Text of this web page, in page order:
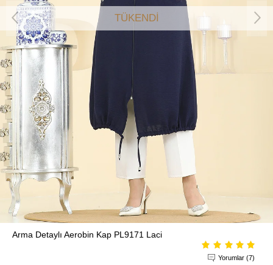
TÜKENDİ
Arma Detaylı Aerobin Kap PL9171 Laci
Yorumlar (7)